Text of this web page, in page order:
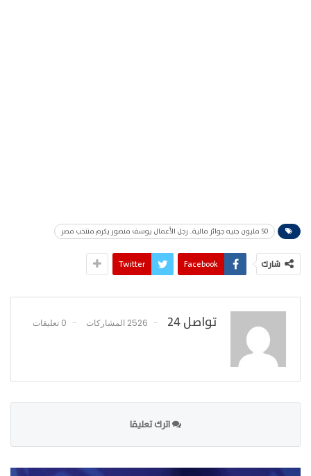
50 مليون جنيه جوائز مالية.. رجل الأعمال يوسف منصور يكرم منتخب مصر
شارك Facebook
Twitter
تواصل 24 2526 المشاركات 0 تعليقات
اترك تعليقا